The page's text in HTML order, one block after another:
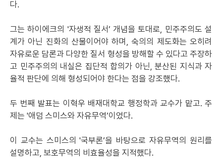
다.
그는 하이에크의 '자생적 질서’ 개념을 토대로, 민주주의도 설
계가 아닌 진화의 산물이어야 하며, 숙의의 제도화는 오히려
자유로운 담론과 다양한 질서 형성을 방해할 수 있다고 주장하
고 민주주의의 내실은 집단적 합의가 아닌, 분산된 지식과 자
율적 판단에 의해 형성되어야 한다는 점을 강조했다.
두 번째 발표는 이혁우 배재대학교 행정학과 교수가 맡고. 주
제는 '애덤 스미스와 자유무역’이었다.
이 교수는 스미스의 '국부론’을 바탕으로 자유무역의 원리를
설명하고, 보호무역의 비효율성을 지적했다.